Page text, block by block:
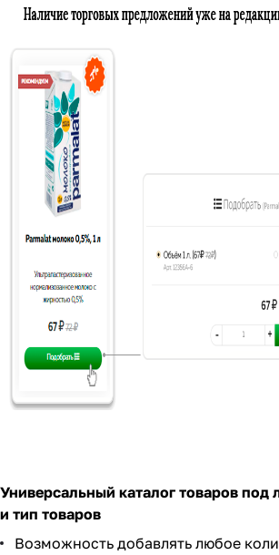
Универсальный каталог товаров
и тип товаров
Возможность добавлять любое